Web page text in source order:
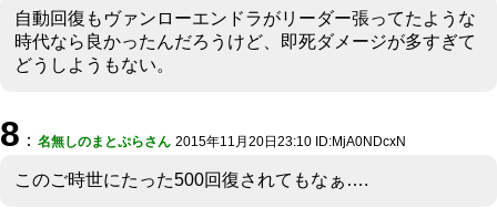
自動回復もヴァンローエンドラがリーダー張ってたような
時代なら良かったんだろうけど、即死ダメージが多すぎて
どうしようもない。
8 ： 名無しのまとぷらさん 2015年11月20日23:10 ID:MjA0NDcxN
このご時世にたった500回復されてもなぁ….